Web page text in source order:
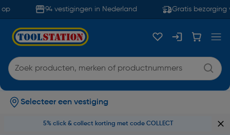
94 vestigingen in Nederland Gratis bezorging
Selecteer een vestiging
5% click & collect korting met code COLLECT